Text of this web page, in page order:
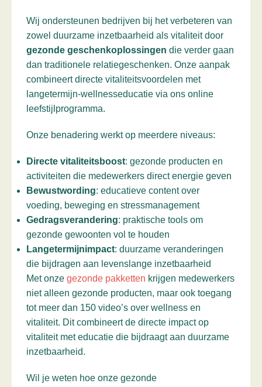
Wij ondersteunen bedrijven bij het verbeteren van
zowel duurzame inzetbaarheid als vitaliteit door
gezonde geschenkoplossingen die verder gaan
dan traditionele relatiegeschenken. Onze aanpak
combineert directe vitaliteitsvoordelen met
langetermijn-wellnesseducatie via ons online
leefstijlprogramma.
Onze benadering werkt op meerdere niveaus:
Directe vitaliteitsboost: gezonde producten en
activiteiten die medewerkers direct energie geven
Bewustwording: educatieve content over
voeding, beweging en stressmanagement
Gedragsverandering: praktische tools om
gezonde gewoonten vol te houden
Langetermijnimpact: duurzame veranderingen
die bijdragen aan levenslange inzetbaarheid
Met onze gezonde pakketten krijgen medewerkers
niet alleen gezonde producten, maar ook toegang
tot meer dan 150 video’s over wellness en
vitaliteit. Dit combineert de directe impact op
vitaliteit met educatie die bijdraagt aan duurzame
inzetbaarheid.
Wil je weten hoe onze gezonde